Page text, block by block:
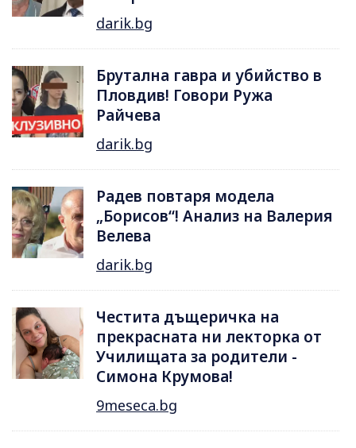
darik.bg
Брутална гавра и убийство в
Пловдив! Говори Ружа
Райчева
darik.bg
Радев повтаря модела
„Борисов“! Анализ на Валерия
Велева
darik.bg
Честита дъщеричка на
прекрасната ни лекторка от
Училищата за родители -
Симона Крумова!
9meseca.bg